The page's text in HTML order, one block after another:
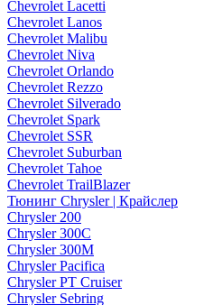
Chevrolet Lacetti
Chevrolet Lanos
Chevrolet Malibu
Chevrolet Niva
Chevrolet Orlando
Chevrolet Rezzo
Chevrolet Silverado
Chevrolet Spark
Chevrolet SSR
Chevrolet Suburban
Chevrolet Tahoe
Chevrolet TrailBlazer
Тюнинг Chrysler | Крайслер
Chrysler 200
Chrysler 300C
Chrysler 300M
Chrysler Pacifica
Chrysler PT Cruiser
Chrysler Sebring